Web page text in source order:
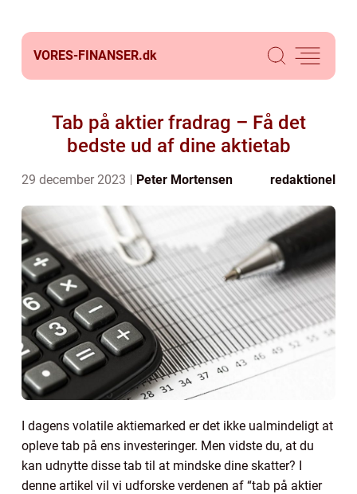
VORES-FINANSER.dk
Tab på aktier fradrag – Få det
bedste ud af dine aktietab
29 december 2023 Peter Mortensen redaktionel
I dagens volatile aktiemarked er det ikke ualmindeligt at
opleve tab på ens investeringer. Men vidste du, at du
kan udnytte disse tab til at mindske dine skatter? I
denne artikel vil vi udforske verdenen af “tab på aktier